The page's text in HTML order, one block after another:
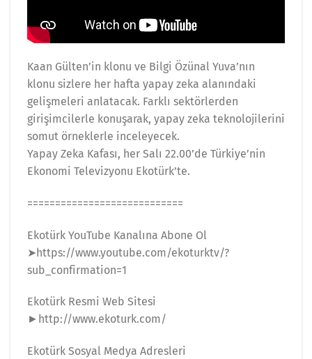
Kaan Gülten’in klonu ve Bilgi Özünal Yuva’nın
klonu sizlere her hafta yapay zeka alanındaki
gelişmeleri anlatacak. Farklı sektörlerden
girişimcilerle konuşarak, yapay zeka teknolojilerini
somut örneklerle inceleyecek.
Yapay Zeka Kafası, her Salı 22.00’de Türkiye’nin
Ekonomi Televizyonu Ekotürk’te.
============================
Ekotürk YouTube Kanalına Abone Ol
➤https://www.youtube.com/ekoturktv/?
sub_confirmation=1
Ekotürk Resmi Web Sitesi
►http://www.ekoturk.com/
Ekotürk Sosyal Medya Adresleri